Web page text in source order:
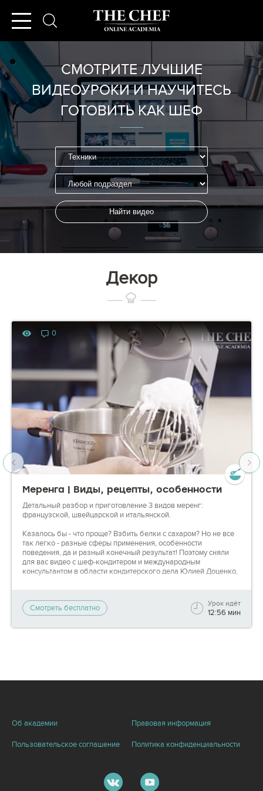
СМОТРИТЕ ЛУЧШИЕ
ВИДЕОУРОКИ И НАУЧИТЕСЬ
ГОТОВИТЬ КАК ШЕФ
Найти видео
Декор
0
Меренга | Виды, рецепты, особенности
Детальный разбор и приготовление 3 видов меренг:
французской, швейцарской и итальянской.
Казалось бы - что проще? Взбить белки с сахаром? Но не все
так легко - разные сферы применения, особенности
поведения, да и разный конечный результат! Поэтому сняли
для вас видео с шеф-кондитером и международным
консультантом в области кондитерского дела Юлией Доценко,
Какие виды меренги бывают, чем они различаются и в чем
особенности их приготовления; как получить плотную меренгу
и до какого состояния надо взбивать белки в бисквит - обо
Смотреть бесплатно
Урок идёт
12:56 мин
Об академии Правовая информация
Пользовательское соглашение Политика конфиденциальности